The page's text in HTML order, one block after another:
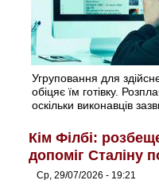
Угруповання для
обіцяє їм готівку.
оскільки виконавців
Кім Філбі:
допоміг Сталіну
Ср, 29/07/2026 - 19:21